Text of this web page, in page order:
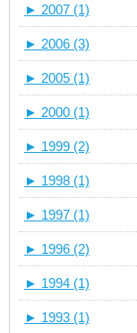
► 2007 (1)
► 2006 (3)
► 2005 (1)
► 2000 (1)
► 1999 (2)
► 1998 (1)
► 1997 (1)
► 1996 (2)
► 1994 (1)
► 1993 (1)